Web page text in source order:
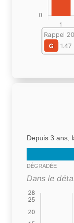
Rappel
G
1.47
Depuis 3 ans,
DÉGRADÉE
Dans le